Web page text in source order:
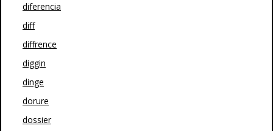
diferencia
diff
diffrence
diggin
dinge
dorure
dossier